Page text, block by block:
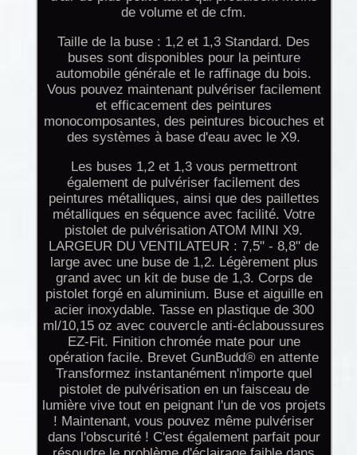
de volume et de cfm.
Taille de la buse : 1,2 et 1,3 Standard. Des
buses sont disponibles pour la peinture
automobile générale et le raffinage du bois.
Vous pouvez maintenant pulvériser facilement
et efficacement des peintures
monocomposantes, des peintures bicouches et
des systèmes à base d'eau avec le X9.
Les buses 1,2 et 1,3 vous permettront
également de pulvériser facilement des
peintures métalliques, ainsi que des paillettes
métalliques en séquence avec facilité. Votre
pistolet de pulvérisation ATOM MINI X9.
LARGEUR DU VENTILATEUR : 7,5" - 8,8" de
large avec une buse de 1,2. Légèrement plus
grand avec un kit de buse de 1,3. Corps de
pistolet forgé en aluminium. Buse et aiguille en
acier inoxydable. Tasse en plastique de 300
ml/10,15 oz avec couvercle anti-éclaboussures
EZ-Fit. Finition chromée mate pour une
opération facile. Brevet GunBudd® en attente
Transformez instantanément n'importe quel
pistolet de pulvérisation en un faisceau de
lumière vive tout en peignant l'un de vos projets
! Maintenant, vous pouvez même pulvériser
dans l'obscurité ! C'est également parfait pour